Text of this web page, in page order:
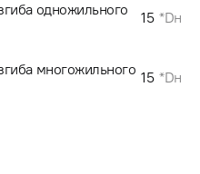
одножильного
15 *Dн
многожильного 15 *Dн